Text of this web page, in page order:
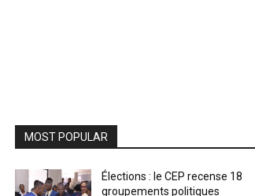
MOST POPULAR
Élections : le CEP recense 18
groupements politiques